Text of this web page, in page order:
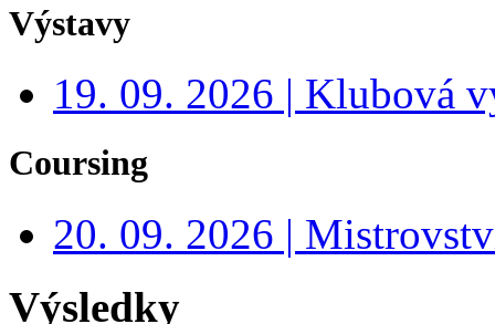
Výstavy
19. 09. 2026 | Klubová
Coursing
20. 09. 2026 |
Výsledky